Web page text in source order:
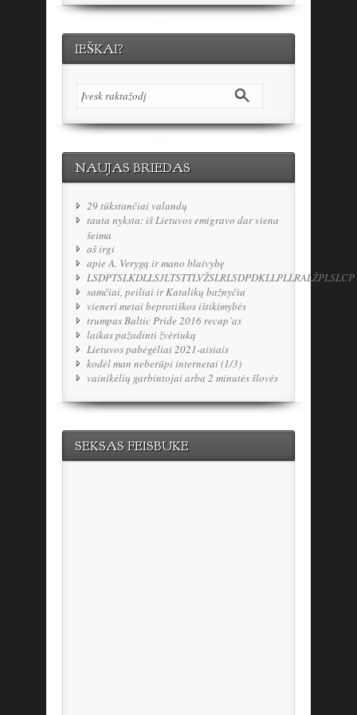
IEŠKAI?
NAUJAS BRIEDAS
29 tūkstančiai valandų
tauta nyksta: iš Lietuvos emigravo dar viena
šeima
aš irgi
apie A. Verygą ir mano blaivybę
LSDPTSLKDLLSJLTSTTLVŽSLRLSDPDKLLPLLRALŽPLSLCP
samčiai, peiliai ir Katalikų bažnyčia
vieneri metai beprotiškos ištikimybės
trumpas Baltic Pride 2016 recap’as
laikas pažadinti žvėriuką
Lietuvos pabėgėliai 2021-aisiais
kodėl man neberūpi internetai (1/3)
vainikėlių garbintojai arba 2 minutės šlovės
SEKSAS FEISBUKE